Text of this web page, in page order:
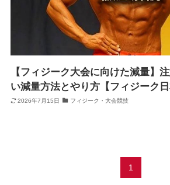
【フィジーク大会に向けた減量】
い減量方法とやり方【フィジーク日
2026年7月15日 フィジーク・大会競技
1